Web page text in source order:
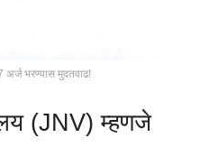
भरण्यास मुदतवाढ!
(JNV) म्हणजे